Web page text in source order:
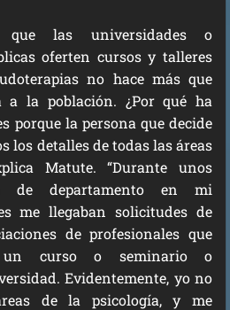
las universidades o
oferten cursos y talleres
no hace más que
a la población. ¿Por qué ha
porque la persona que decide
los detalles de todas las áreas
Matute. “Durante unos
de departamento en mi
me llegaban solicitudes de
de profesionales que
un curso o seminario o
Evidentemente, yo no
de la psicología, y me